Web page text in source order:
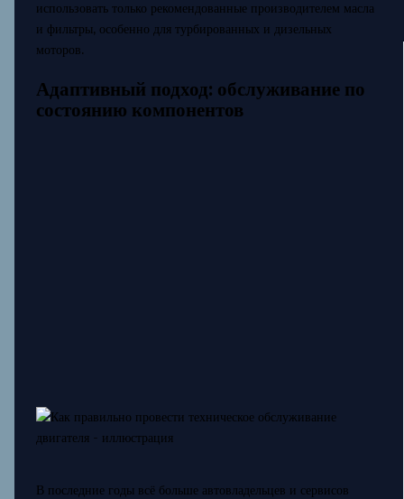
использовать только рекомендованные производителем масла
и фильтры, особенно для турбированных и дизельных
моторов.
Адаптивный подход: обслуживание по
состоянию компонентов
В последние годы всё больше автовладельцев и сервисов